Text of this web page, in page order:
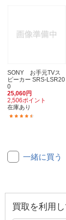
SONY お手元TVス
ピーカー SRS-LSR20
0
25,060円
2,506ポイント
在庫あり
一緒に買う
買取を利用